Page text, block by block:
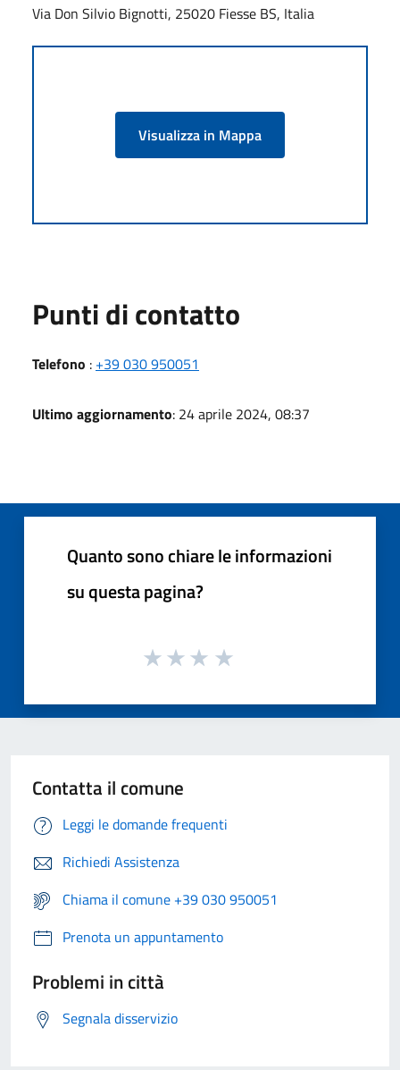
Via Don Silvio Bignotti, 25020 Fiesse BS, Italia
Visualizza in Mappa
Punti di contatto
Telefono : +39 030 950051
Ultimo aggiornamento: 24 aprile 2024, 08:37
Quanto sono chiare le informazioni
su questa pagina?
Contatta il comune
Leggi le domande frequenti
Richiedi Assistenza
Chiama il comune +39 030 950051
Prenota un appuntamento
Problemi in città
Segnala disservizio